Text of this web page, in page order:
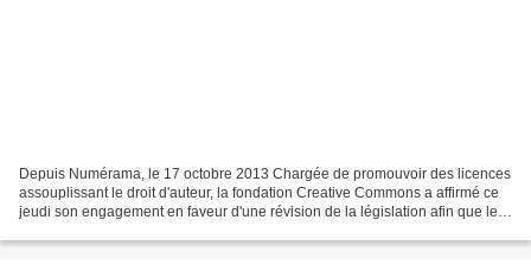
Depuis Numérama, le 17 octobre 2013 Chargée de promouvoir des licences
assouplissant le droit d'auteur, la fondation Creative Commons a affirmé ce
jeudi son engagement en faveur d'une révision de la législation afin que les